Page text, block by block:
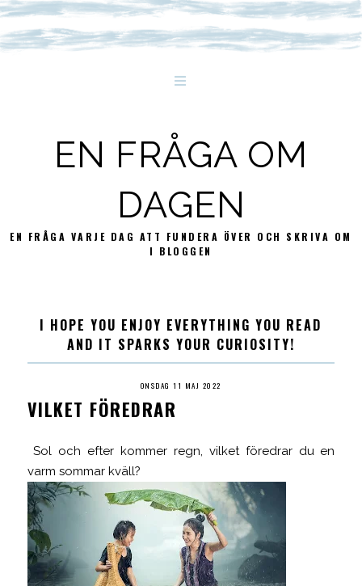
EN FRÅGA OM
DAGEN
EN FRÅGA VARJE DAG ATT FUNDERA ÖVER OCH SKRIVA OM
I BLOGGEN
I HOPE YOU ENJOY EVERYTHING YOU READ
AND IT SPARKS YOUR CURIOSITY!
ONSDAG 11 MAJ 2022
VILKET FÖREDRAR
Sol och efter kommer regn, vilket föredrar du en
varm sommar kväll?